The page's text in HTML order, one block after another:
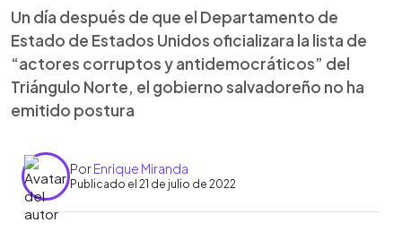
Un día después de que el Departamento de
Estado de Estados Unidos oficializara la lista de
“actores corruptos y antidemocráticos” del
Triángulo Norte, el gobierno salvadoreño no ha
emitido postura
PorEnrique Miranda
Publicado el 21 de julio de 2022